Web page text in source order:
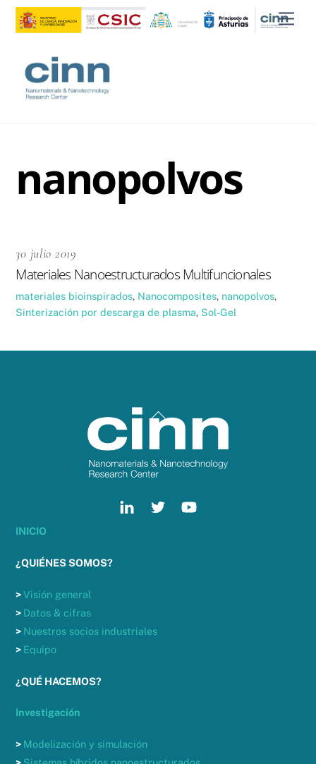
Skip
nanopolvos
30 julio 2019
Materiales Nanoestructurados Multifuncionales
materiales bioinspirados, Nanocomposites, nanopolvos,
Sinterización por descarga de plasma, Sol-Gel
Back
To
Top
INICIO
¿QUIÉNES SOMOS?
>Visión general
> Datos & cifras
> Nuestros socios industriales
> Equipo
¿QUÉ HACEMOS?
Investigación
> Modelización y simulación